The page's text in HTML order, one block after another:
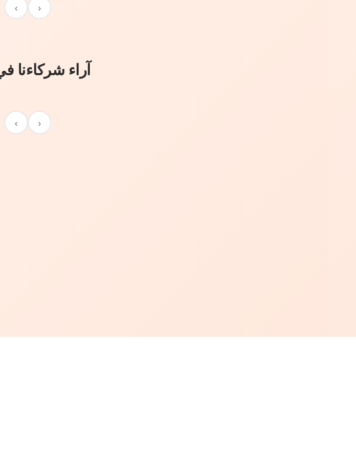
‹
›
آراء شركاءنا
‹
›